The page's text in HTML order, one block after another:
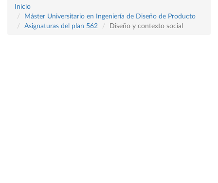
Inicio
Máster Universitario en Ingeniería de Diseño de Producto
Asignaturas del plan 562
Diseño y contexto social